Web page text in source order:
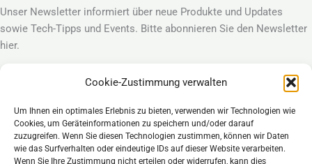
Cookie-Zustimmung verwalten
Um Ihnen ein optimales Erlebnis zu bieten, verwenden wir Technologien wie
Cookies, um Geräteinformationen zu speichern und/oder darauf
zuzugreifen. Wenn Sie diesen Technologien zustimmen, können wir Daten
wie das Surfverhalten oder eindeutige IDs auf dieser Website verarbeiten.
Wenn Sie Ihre Zustimmung nicht erteilen oder widerrufen, kann dies
Unser Newsletter informiert über neue Produkte und Updates
sowie Tech-Tipps und Events. Bitte abonnieren Sie den Newsletter
hier.
Anmelden
Legal
Impressum
Datenschutzerklärung